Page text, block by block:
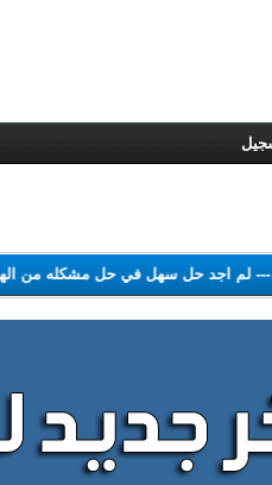
---لم اجد حل سهل في حل مشكله من